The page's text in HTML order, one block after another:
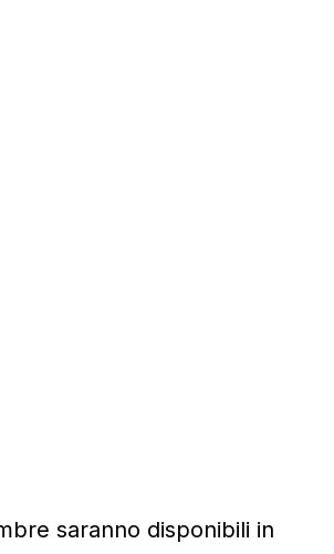
saranno disponibili in